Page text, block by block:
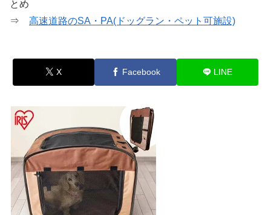
とめ
⇒ 高速道路のSA・PA(ドッグラン・ペット可施設)
X Facebook LINE